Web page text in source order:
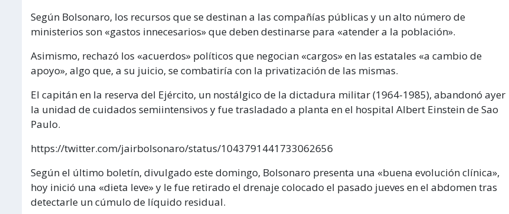
Según Bolsonaro, los recursos que se destinan a las compañías públicas y un alto número de
ministerios son «gastos innecesarios» que deben destinarse para «atender a la población».
Asimismo, rechazó los «acuerdos» políticos que negocian «cargos» en las estatales «a cambio de
apoyo», algo que, a su juicio, se combatiría con la privatización de las mismas.
El capitán en la reserva del Ejército, un nostálgico de la dictadura militar (1964-1985), abandonó ayer
la unidad de cuidados semiintensivos y fue trasladado a planta en el hospital Albert Einstein de Sao
Paulo.
https://twitter.com/jairbolsonaro/status/1043791441733062656
Según el último boletín, divulgado este domingo, Bolsonaro presenta una «buena evolución clínica»,
hoy inició una «dieta leve» y le fue retirado el drenaje colocado el pasado jueves en el abdomen tras
detectarle un cúmulo de líquido residual.